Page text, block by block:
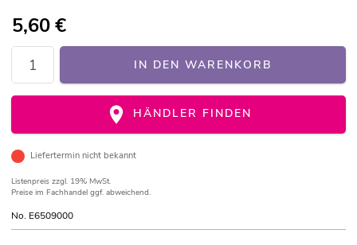
5,60€
IN DEN WARENKORB
HÄNDLER FINDEN
Liefertermin nicht bekannt
Listenpreis zzgl. 19% MwSt.
Preise im Fachhandel ggf. abweichend.
No. E6509000